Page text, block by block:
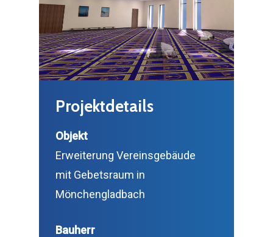
Projektdetails
Objekt
Erweiterung Vereinsgebäude
mit Gebetsraum in
Mönchengladbach
Bauherr